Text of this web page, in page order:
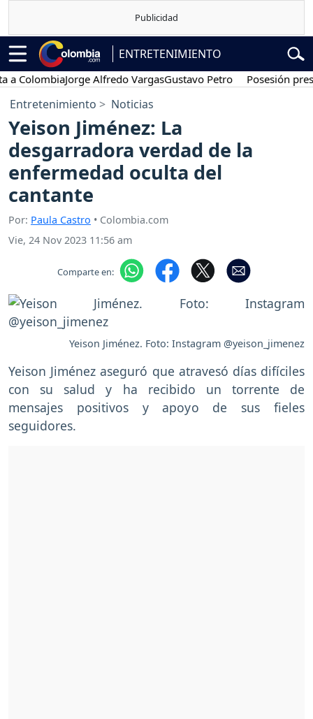
ENTRETENIMIENTO
Jorge Alfredo VargasGustavo Petro Posesión
Entretenimiento Noticias
Yeison Jiménez: La
desgarradora verdad de la
enfermedad oculta del
cantante
Por: Paula Castro • Colombia.com
Vie, 24 Nov 2023 11:56 am
Comparte en:
Yeison Jiménez. Foto: Instagram @yeison_jimenez
Yeison Jiménez aseguró que atravesó días difíciles
con su salud y ha recibido un torrente de
mensajes positivos y apoyo de sus fieles
seguidores.